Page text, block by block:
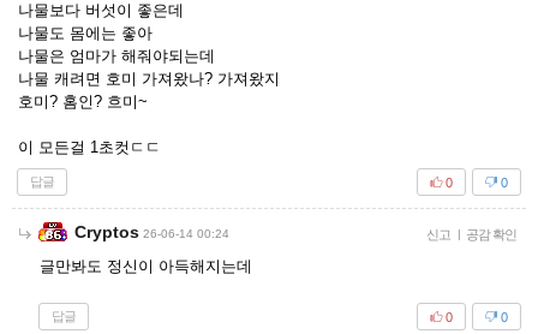
나물보다 버섯이 좋은데
나물도 몸에는 좋아
나물은 엄마가 해줘야되는데
나물 캐려면 호미 가져왔나? 가져왔지
호미? 홈인? 흐미~
이 모든걸 1초컷ㄷㄷ
답글 0
0
Cryptos 26-06-14 00:24 신고 | 공감 확인
글만봐도 정신이 아득해지는데
답글 0
0